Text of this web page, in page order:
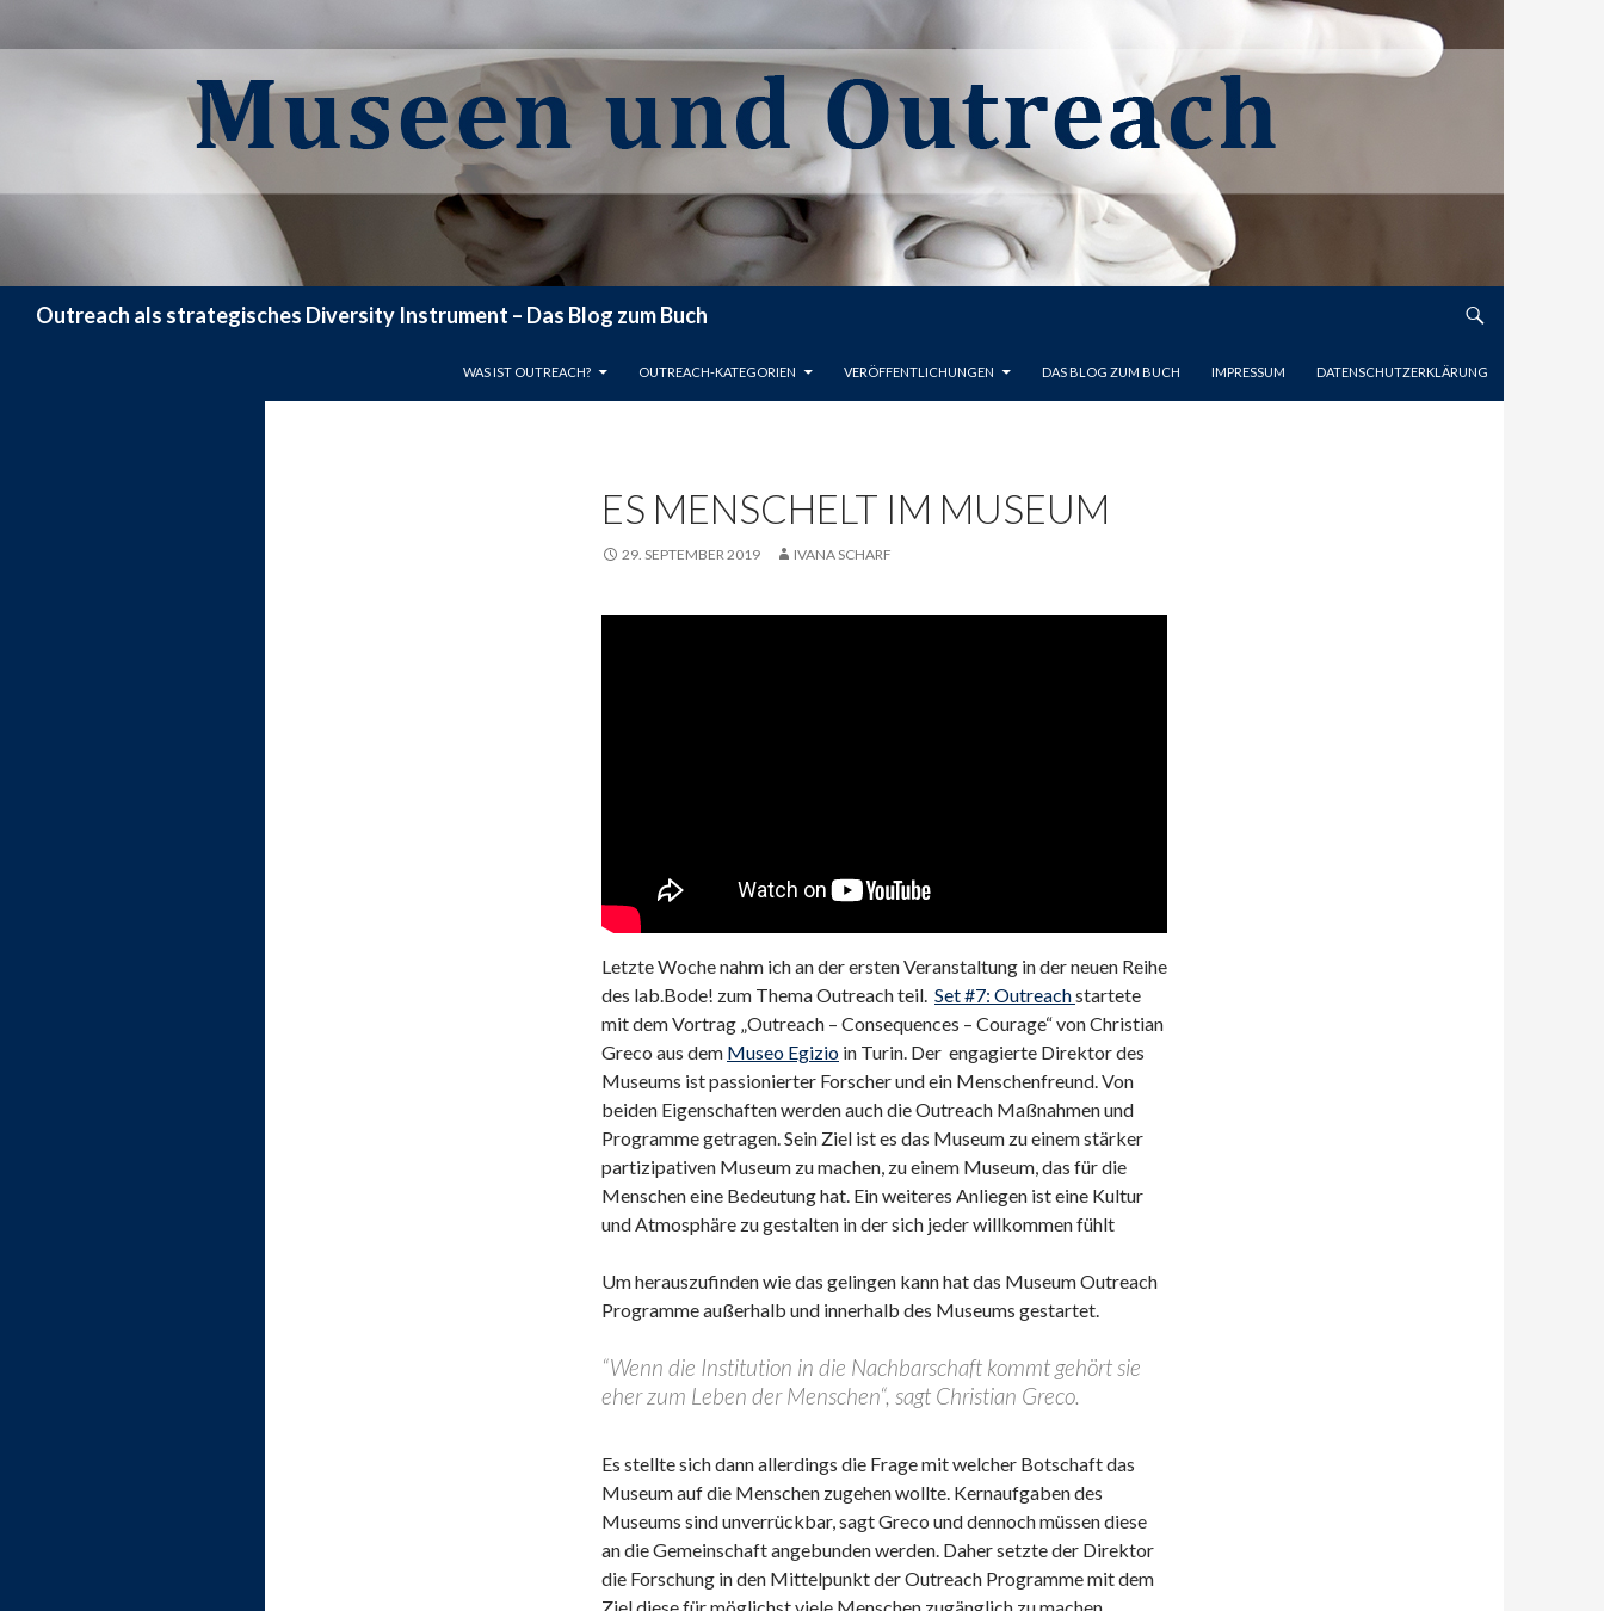
Outreach als strategisches Diversity Instrument – Das Blog zum Buch
WAS IST OUTREACH?
OUTREACH-KATEGORIEN VERÖFFENTLICHUNGEN DAS BLOG ZUM BUCH IMPRESSUM DATENSCHUTZERKLÄRUNG
ES MENSCHELT IM MUSEUM
29. SEPTEMBER 2019 IVANA SCHARF
Letzte Woche nahm ich an der ersten Veranstaltung in der neuen Reihe
des lab.Bode! zum Thema Outreach teil. Set #7: Outreachstartete
mit dem Vortrag „Outreach – Consequences – Courage“ von Christian
Greco aus dem Museo Egizio in Turin. Der engagierte Direktor des
Museums ist passionierter Forscher und ein Menschenfreund. Von
beiden Eigenschaften werden auch die Outreach Maßnahmen und
Programme getragen. Sein Ziel ist es das Museum zu einem stärker
partizipativen Museum zu machen, zu einem Museum, das für die
Menschen eine Bedeutung hat. Ein weiteres Anliegen ist eine Kultur
und Atmosphäre zu gestalten in der sich jeder willkommen fühlt
Um herauszufinden wie das gelingen kann hat das Museum Outreach
Programme außerhalb und innerhalb des Museums gestartet.
“Wenn die Institution in die Nachbarschaft kommt gehört sie
eher zum Leben der Menschen“, sagt Christian Greco.
Es stellte sich dann allerdings die Frage mit welcher Botschaft das
Museum auf die Menschen zugehen wollte. Kernaufgaben des
Museums sind unverrückbar, sagt Greco und dennoch müssen diese
an die Gemeinschaft angebunden werden. Daher setzte der Direktor
die Forschung in den Mittelpunkt der Outreach Programme mit dem